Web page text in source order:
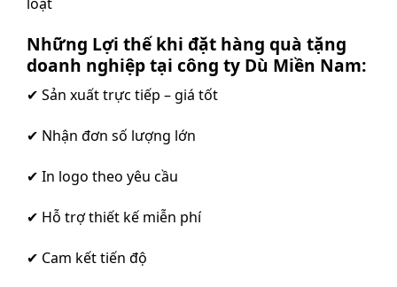
Những Lợi thế khi đặt hàng quà tặng
doanh nghiệp tại công ty Dù Miền Nam:
✔ Sản xuất trực tiếp – giá tốt
✔ Nhận đơn số lượng lớn
✔ In logo theo yêu cầu
✔ Hỗ trợ thiết kế miễn phí
✔ Cam kết tiến độ